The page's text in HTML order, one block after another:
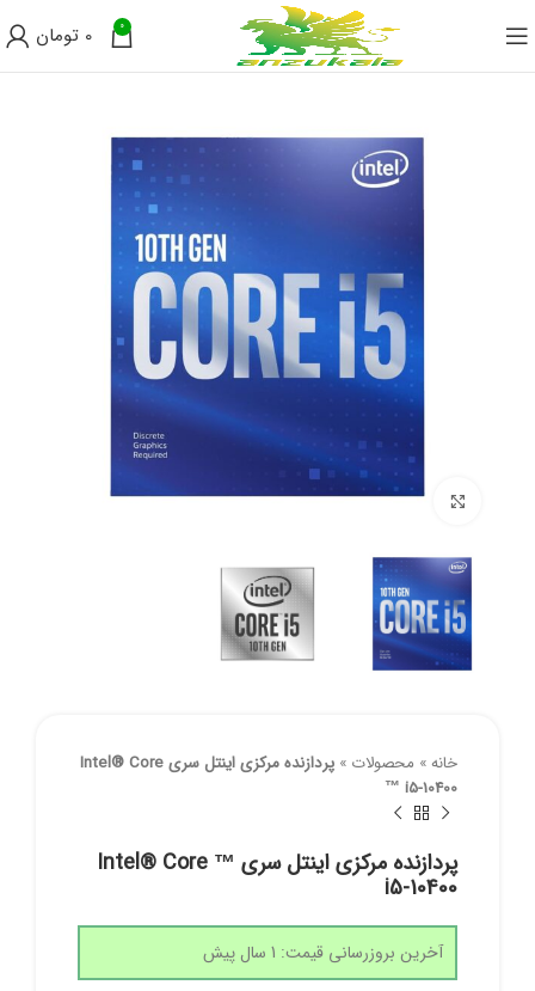
0
0 تومان
برای بزرگنمایی کلیک کنید
خانه» محصولات »
پردازنده مرکزی اینتل سری Intel® Core
™ i5-10400
پردازنده مرکزی اینتل سری Intel® Core ™
i5-10400
آخرین بروزرسانی قیمت: 1 سال پیش